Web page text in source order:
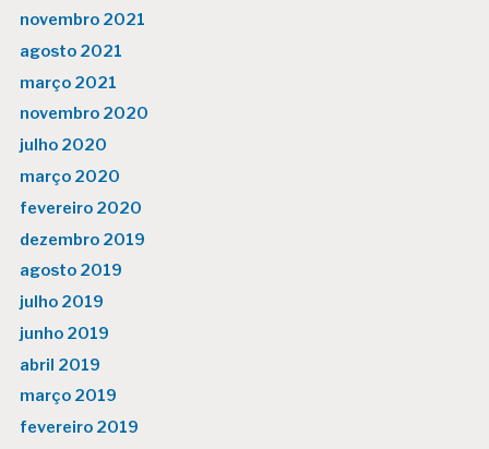
novembro 2021
agosto 2021
março 2021
novembro 2020
julho 2020
março 2020
fevereiro 2020
dezembro 2019
agosto 2019
julho 2019
junho 2019
abril 2019
março 2019
fevereiro 2019